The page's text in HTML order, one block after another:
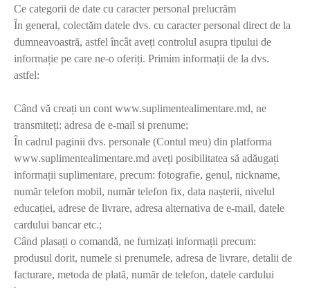
Ce categorii de date cu caracter personal prelucrăm
În general, colectăm datele dvs. cu caracter personal direct de la
dumneavoastră, astfel încât aveți controlul asupra tipului de
informație pe care ne-o oferiți. Primim informații de la dvs.
astfel:
Când vă creați un cont www.suplimentealimentare.md, ne
transmiteți: adresa de e-mail si prenume;
În cadrul paginii dvs. personale (Contul meu) din platforma
www.suplimentealimentare.md aveți posibilitatea să adăugați
informații suplimentare, precum: fotografie, genul, nickname,
număr telefon mobil, număr telefon fix, data nașterii, nivelul
educației, adrese de livrare, adresa alternativa de e-mail, datele
cardului bancar etc.;
Când plasați o comandă, ne furnizați informații precum:
produsul dorit, numele si prenumele, adresa de livrare, detalii de
facturare, metoda de plată, număr de telefon, datele cardului